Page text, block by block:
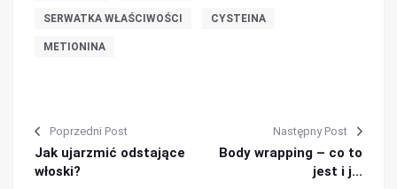
SERWATKA WŁAŚCIWOŚCI CYSTEINA
METIONINA
Poprzedni Post
Jak ujarzmić odstające
włoski?
Następny Post
Body wrapping – co to
jest i j...